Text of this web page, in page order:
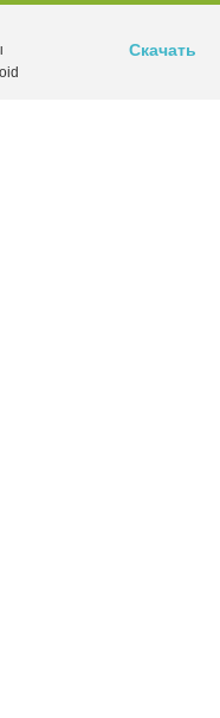
Скачать